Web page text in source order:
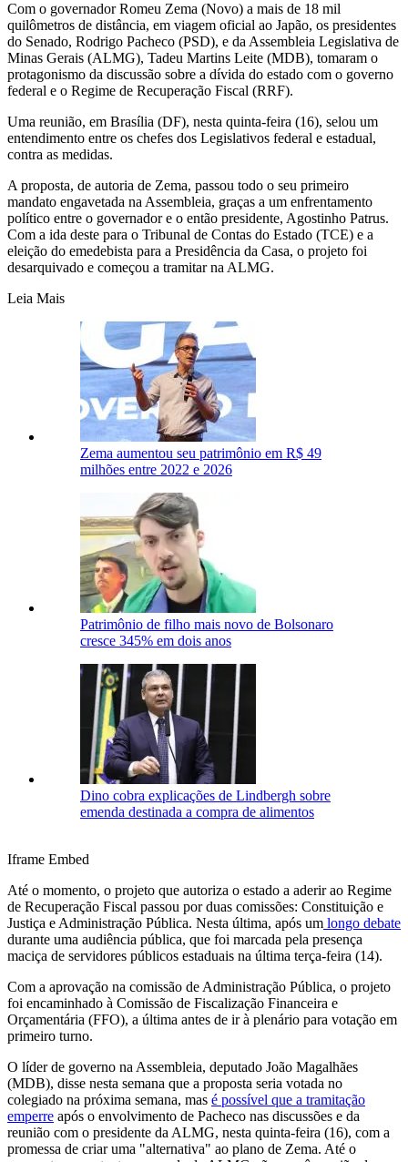
Com o governador Romeu Zema (Novo) a mais de 18 mil
quilômetros de distância, em viagem oficial ao Japão, os presidentes
do Senado, Rodrigo Pacheco (PSD), e da Assembleia Legislativa de
Minas Gerais (ALMG), Tadeu Martins Leite (MDB), tomaram o
protagonismo da discussão sobre a dívida do estado com o governo
federal e o Regime de Recuperação Fiscal (RRF).
Uma reunião, em Brasília (DF), nesta quinta-feira (16), selou um
entendimento entre os chefes dos Legislativos federal e estadual,
contra as medidas.
A proposta, de autoria de Zema, passou todo o seu primeiro
mandato engavetada na Assembleia, graças a um enfrentamento
político entre o governador e o então presidente, Agostinho Patrus.
Com a ida deste para o Tribunal de Contas do Estado (TCE) e a
eleição do emedebista para a Presidência da Casa, o projeto foi
desarquivado e começou a tramitar na ALMG.
Leia Mais
Zema aumentou seu patrimônio em R$ 49
milhões entre 2022 e 2026
Patrimônio de filho mais novo de Bolsonaro
cresce 345% em dois anos
Dino cobra explicações de Lindbergh sobre
emenda destinada a compra de alimentos
Iframe Embed
Até o momento, o projeto que autoriza o estado a aderir ao Regime
de Recuperação Fiscal passou por duas comissões: Constituição e
Justiça e Administração Pública. Nesta última, após um longo debate
durante uma audiência pública, que foi marcada pela presença
maciça de servidores públicos estaduais na última terça-feira (14).
Com a aprovação na comissão de Administração Pública, o projeto
foi encaminhado à Comissão de Fiscalização Financeira e
Orçamentária (FFO), a última antes de ir à plenário para votação em
primeiro turno.
O líder de governo na Assembleia, deputado João Magalhães
(MDB), disse nesta semana que a proposta seria votada no
colegiado na próxima semana, mas é possível que a tramitação
emperre após o envolvimento de Pacheco nas discussões e da
reunião com o presidente da ALMG, nesta quinta-feira (16), com a
promessa de criar uma "alternativa" ao plano de Zema. Até o